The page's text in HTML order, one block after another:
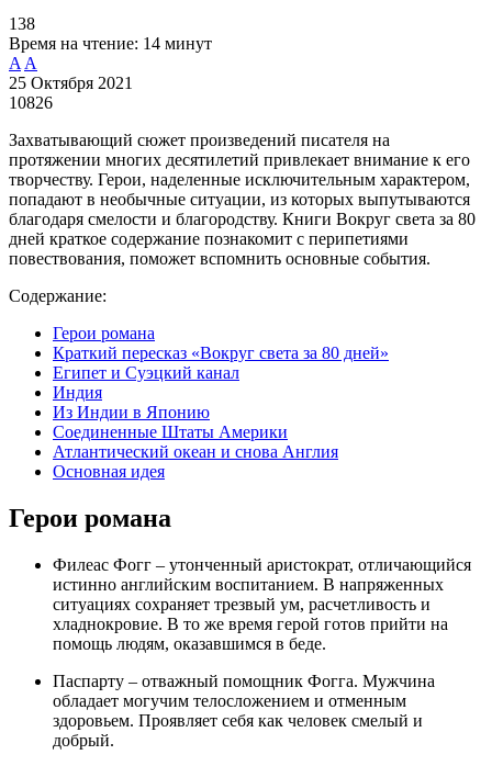
138
Время на чтение: 14 минут
A A
25 Октября 2021
10826
Захватывающий сюжет произведений писателя на
протяжении многих десятилетий привлекает внимание к его
творчеству. Герои, наделенные исключительным характером,
попадают в необычные ситуации, из которых выпутываются
благодаря смелости и благородству. Книги Вокруг света за 80
дней краткое содержание познакомит с перипетиями
повествования, поможет вспомнить основные события.
Содержание:
Герои романа
Краткий пересказ «Вокруг света за 80 дней»
Египет и Суэцкий канал
Индия
Из Индии в Японию
Соединенные Штаты Америки
Атлантический океан и снова Англия
Основная идея
Герои романа
Филеас Фогг – утонченный аристократ, отличающийся
истинно английским воспитанием. В напряженных
ситуациях сохраняет трезвый ум, расчетливость и
хладнокровие. В то же время герой готов прийти на
помощь людям, оказавшимся в беде.
Паспарту – отважный помощник Фогга. Мужчина
обладает могучим телосложением и отменным
здоровьем. Проявляет себя как человек смелый и
добрый.